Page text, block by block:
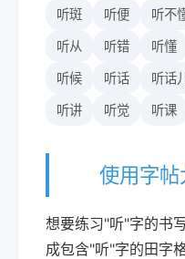
听斑 听便 听不
听从 听错 听懂
听候 听话 听话
听讲 听觉 听课
使用字
想要练习"听"字的书
成包含"听"字的田字